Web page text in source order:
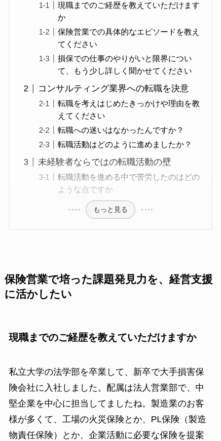
現職までのご経歴を教えていただけます
か
保険営業での具体的なエピソードを教え
てください
損保での仕事のやりがいと限界につい
て、もう少し詳しく聞かせてください
コンサルティング業界への転職を決意
転職を考えはじめたきっかけや理由を教
えてください
転職への迷いはなかったんですか？
転職活動はどのように進めましたか？
未経験者ならではの転職活動の壁
転職活動を進める中で苦労したのはどの
ような点ですか
もっと見る
保険営業で培った課題発見力を、経営支援
に活かしたい
現職までのご経歴を教えていただけますか
私立大学の法学部を卒業して、新卒で大手損害保
険会社に入社しました。配属は法人営業部で、中
堅企業を中心に担当してましたね。製造業のお客
様が多くて、工場の火災保険とか、PL保険（製造
物責任保険）とか、企業活動に必要な保険を提案